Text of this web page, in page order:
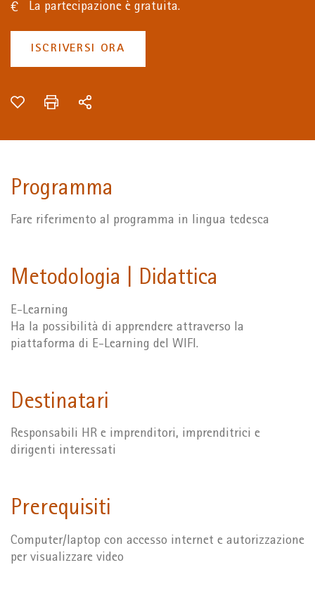
La partecipazione è gratuita.
ISCRIVERSI ORA
Programma
Fare riferimento al programma in lingua tedesca
Metodologia | Didattica
E-Learning
Ha la possibilità di apprendere attraverso la
piattaforma di E-Learning del WIFI.
Destinatari
Responsabili HR e imprenditori, imprenditrici e
dirigenti interessati
Prerequisiti
Computer/laptop con accesso internet e autorizzazione
per visualizzare video